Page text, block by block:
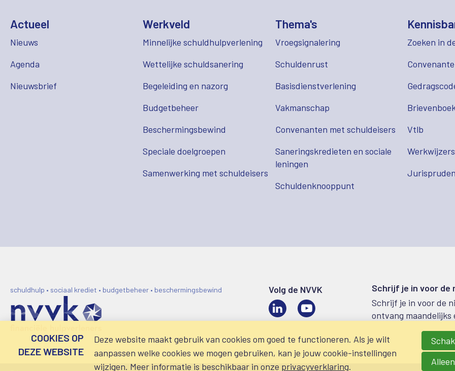
Actueel
Nieuws
Agenda
Nieuwsbrief
Werkveld
Minnelijke schuldhulpverlening
Wettelijke schuldsanering
Begeleiding en nazorg
Budgetbeheer
Beschermingsbewind
Speciale doelgroepen
Samenwerking met schuldeisers
Thema's
Vroegsignalering
Schuldenrust
Basisdienstverlening
Vakmanschap
Convenanten met schuldeisers
Saneringskredieten en sociale
leningen
Schuldenknooppunt
Zoeken in
Vtlb
Werkwijzers
schuldhulp • sociaal krediet • budgetbeheer • beschermingsbewind
Volg de NVVK
LinkedIn
Schrijf je in voor de
Schrijf je in voor de
ontvang maandelijks
COOKIES OP
DEZE WEBSITE
Deze website maakt gebruik van cookies om goed te functioneren. Als je wilt
aanpassen welke cookies we mogen gebruiken, kan je jouw cookie-instellingen
wijzigen. Meer informatie is beschikbaar in onze privacyverklaring.